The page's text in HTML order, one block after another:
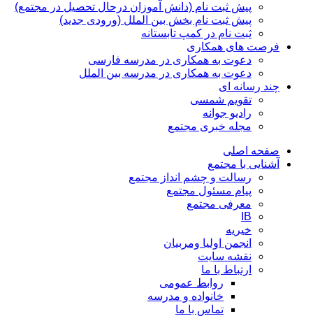
پیش ثبت نام (دانش آموزان درحال تحصیل در مجتمع)
پیش ثبت نام بخش بین الملل (ورودی جدید)
ثبت نام در کمپ تابستانه
فرصت های همکاری
دعوت به همکاری در مدرسه فارسی
دعوت به همکاری در مدرسه بین الملل
چند رسانه ای
تقویم شمسی
رادیو جوانه
مجله خبری مجتمع
صفحه اصلی
آشنایی با مجتمع
رسالت و چشم انداز مجتمع
پیام مسئول مجتمع
معرفی مجتمع
IB
خیریه
انجمن اولیا ومربیان
نقشه سایت
ارتباط با ما
روابط عمومی
خانواده و مدرسه
تماس با ما